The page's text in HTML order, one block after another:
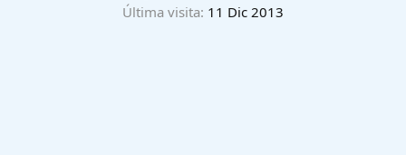
Última visita 11 Dic 2013